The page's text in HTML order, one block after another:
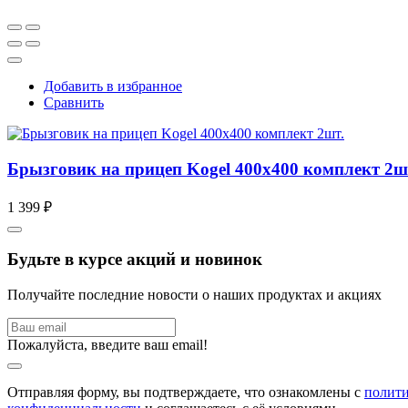
Добавить в избранное
Сравнить
Брызговик на прицеп Kogel 400х400 комплект
1 399 ₽
Будьте в курсе акций и новинок
Получайте последние новости о наших продуктах и акциях
Пожалуйста, введите ваш email!
Отправляя форму, вы подтверждаете, что ознакомлены с